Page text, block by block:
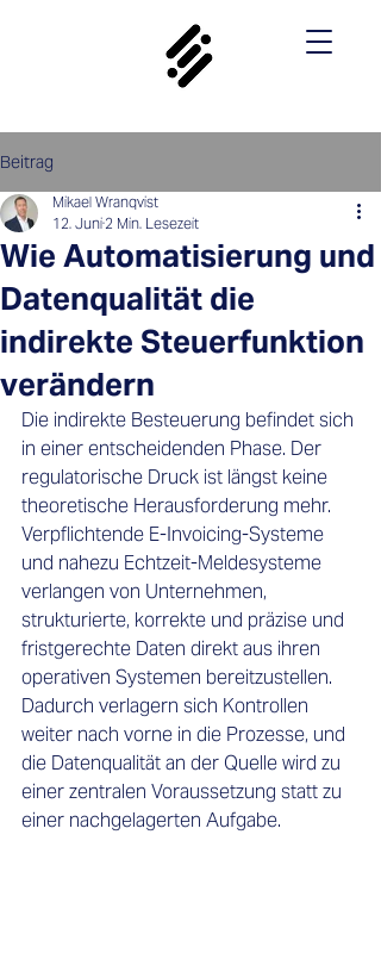
Beitrag
Wie Automatisierung und
Datenqualität die
indirekte Steuerfunktion
verändern
Mikael Wranqvist
12. Juni 2 Min. Lesezeit
Die indirekte Besteuerung befindet sich
in einer entscheidenden Phase. Der
regulatorische Druck ist längst keine
theoretische Herausforderung mehr.
Verpflichtende E-Invoicing-Systeme
und nahezu Echtzeit-Meldesysteme
verlangen von Unternehmen,
strukturierte, korrekte und präzise und
fristgerechte Daten direkt aus ihren
operativen Systemen bereitzustellen.
Dadurch verlagern sich Kontrollen
weiter nach vorne in die Prozesse, und
die Datenqualität an der Quelle wird zu
einer zentralen Voraussetzung statt zu
einer nachgelagerten Aufgabe.